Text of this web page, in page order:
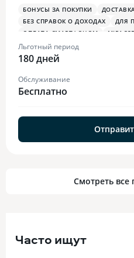
БОНУСЫ ЗА ПОКУПКИ
БЕЗ СПРАВОК О ДОХОДАХ
ДЛЯ
ОПЛАТА СМАРТФОНОМ
БОНУСЫ ЗА МЕДИЦИНСКИЕ
Льготный период
180 дней
Обслуживание
Бесплатно
Смотреть
Часто ищут